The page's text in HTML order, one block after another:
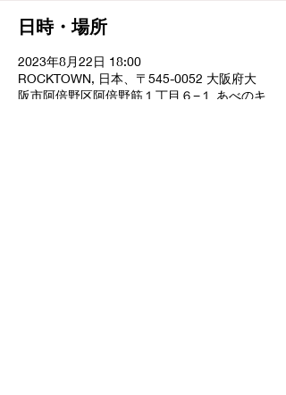
日時・場所
2023年8月22日 18:00
ROCKTOWN, 日本、〒545-0052 大阪府大
阪市阿倍野区阿倍野筋１丁目６−１ あべのキ